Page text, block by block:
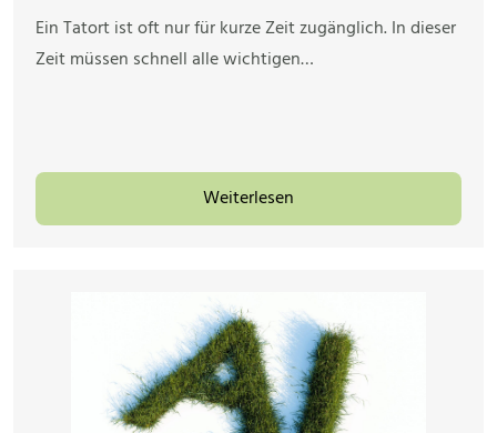
Ein Tatort ist oft nur für kurze Zeit zugänglich. In dieser
Zeit müssen schnell alle wichtigen…
Weiterlesen